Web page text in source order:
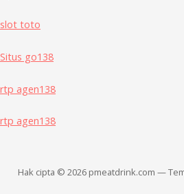
slot toto
Situs go138
rtp agen138
rtp agen138
Hak cipta © 2026 pmeatdrink.com —